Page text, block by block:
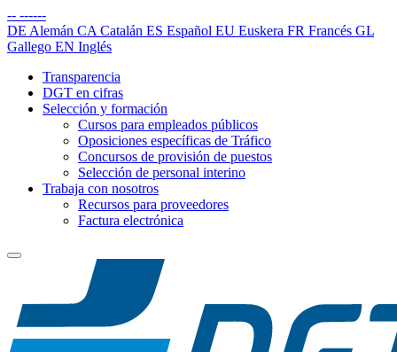
-- ------
DE Alemán CA Catalán ES Español EU Euskera FR Francés GL
Gallego EN Inglés
Transparencia
DGT en cifras
Selección y formación
Cursos para empleados públicos
Oposiciones específicas de Tráfico
Concursos de provisión de puestos
Selección de personal interino
Trabaja con nosotros
Recursos para proveedores
Factura electrónica